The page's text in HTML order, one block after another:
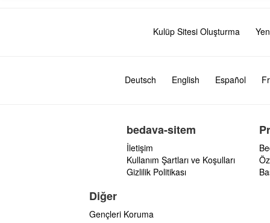
Kulüp Sitesi Oluşturma
Deutsch English Español
bedava-sitem
İletişim
Kullanım Şartları ve Koşulları
Gizlilik Politikası
Diğer
Gençleri Koruma